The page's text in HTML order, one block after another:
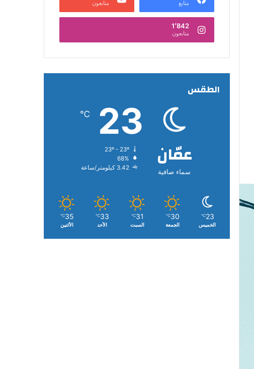
متابع متابعون
1٬842
متابعون
الطقس
عمّان
سماء صافية
23
℃
68%
3.42 كيلومتر/ساعة
23
℃
الخميس
30
℃
الجمعة
31
℃
السبت
33
℃
الأحد
35
℃
الأثنين